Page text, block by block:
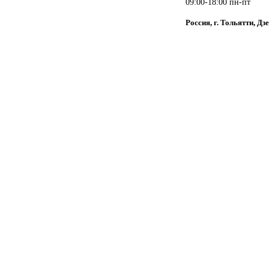
09:00-18:00 пн-пт
Россия, г. Тольятти,